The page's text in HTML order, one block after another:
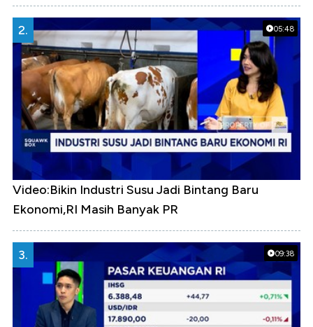
05:48
2.
Video:Bikin Industri Susu Jadi Bintang Baru
Ekonomi,RI Masih Banyak PR
09:38
3.